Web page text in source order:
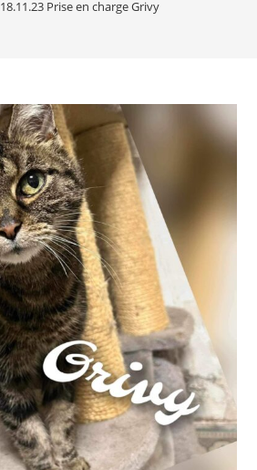
18.11.23 Prise en charge Grivy